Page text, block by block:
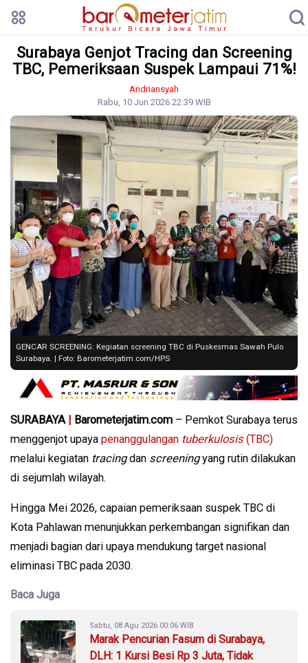
Surabaya Genjot Tracing dan Screening
TBC, Pemeriksaan Suspek Lampaui 71%!
Andriansyah
Rabu, 10 Jun 2026 22:39 WIB
GENCAR SCREENING: Kegiatan screening TBC di Puskesmas Sawah Pulo
Surabaya. | Foto: Barometerjatim.com/HPS
SURABAYA | Barometerjatim.com – Pemkot Surabaya terus
menggenjot upaya penanggulangan tuberkulosis(TBC)
melalui kegiatan tracingdan screeningyang rutin dilakukan
di sejumlah wilayah.
Hingga Mei 2026, capaian pemeriksaan suspek TBC di
Kota Pahlawan menunjukkan perkembangan signifikan dan
menjadi bagian dari upaya mendukung target nasional
eliminasi TBC pada 2030.
Baca Juga
Sabtu, 08 Agu 2026 00:06 WIB
Marak Pencurian Fasum di Surabaya,
DLH: 1 Kursi Besi Rp 3 Juta, Tidak